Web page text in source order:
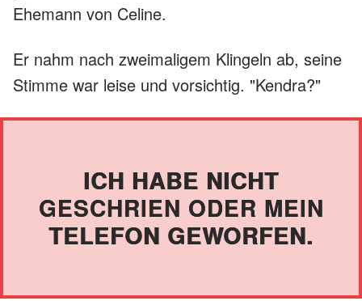
Ehemann von Celine.
Er nahm nach zweimaligem Klingeln ab, seine
Stimme war leise und vorsichtig. "Kendra?"
ICH HABE NICHT
GESCHRIEN ODER MEIN
TELEFON GEWORFEN.